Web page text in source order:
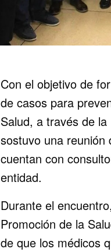
Con el objetivo de
de casos para
Salud, a través de
sostuvo una
cuentan con
entidad.
Durante el
Promoción de la
de que los médicos